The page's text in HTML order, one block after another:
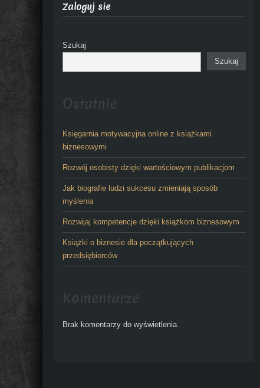
Zaloguj sie
Szukaj
Szukaj
Ostatnie
Księgarnia motywacyjna online z książkami
biznesowymi
Rozwój osobisty dzięki wartościowym publikacjom
Jak biografie ludzi sukcesu zmieniają sposób
myślenia
Rozwijaj kompetencje dzięki książkom biznesowym
Książki o biznesie dla początkujących
przedsiębiorców
Komentarze
Brak komentarzy do wyświetlenia.